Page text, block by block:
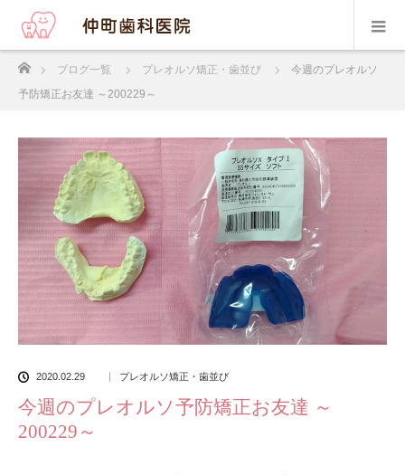
ブログ一覧 プレオルソ矯正・歯並び
今週のプレオルソ
予防矯正お友達 ～200229～
2020.02.29 プレオルソ矯正・歯並び
今週のプレオルソ予防矯正お友達 ～
200229～